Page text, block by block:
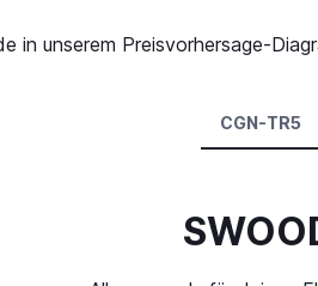
in unserem Preisvorhersage-
CGN-TR5